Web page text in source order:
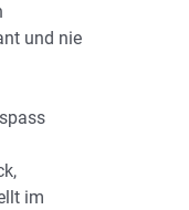
und nie
im